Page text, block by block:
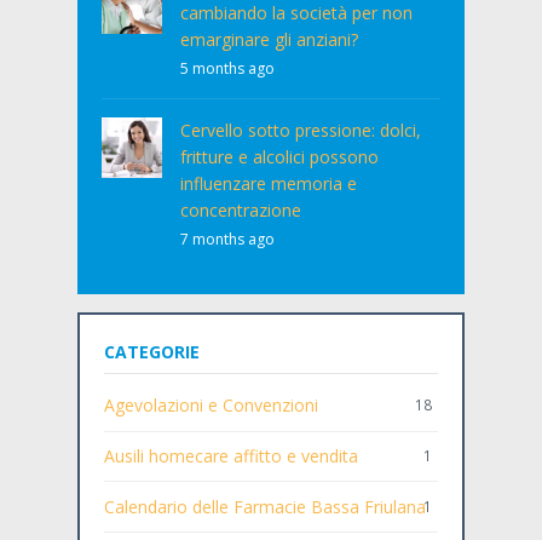
cambiando la società per non
emarginare gli anziani?
5 months ago
Cervello sotto pressione: dolci,
fritture e alcolici possono
influenzare memoria e
concentrazione
7 months ago
CATEGORIE
Agevolazioni e Convenzioni 18
Ausili homecare affitto e vendita 1
Calendario delle Farmacie Bassa Friulana1